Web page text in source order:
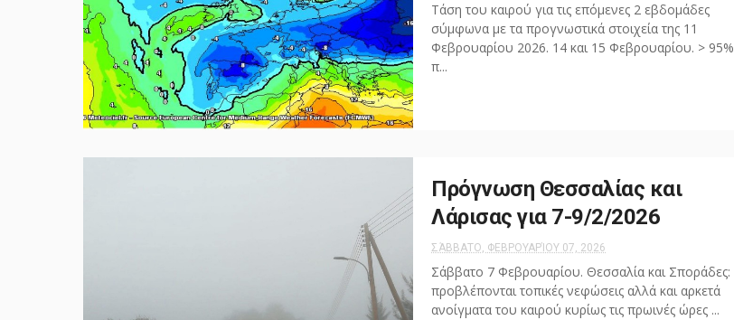
Τάση του καιρού για τις επόμενες 2 εβδομάδες
σύμφωνα με τα προγνωστικά στοιχεία της 11
Φεβρουαρίου 2026. 14 και 15 Φεβρουαρίου. > 95%
π...
Πρόγνωση Θεσσαλίας και
Λάρισας για 7-9/2/2026
ΣΆΒΒΑΤΟ, ΦΕΒΡΟΥΑΡΊΟΥ 07, 2026
Σάββατο 7 Φεβρουαρίου. Θεσσαλία και Σποράδες:
προβλέπονται τοπικές νεφώσεις αλλά και αρκετά
ανοίγματα του καιρού κυρίως τις πρωινές ώρες ...